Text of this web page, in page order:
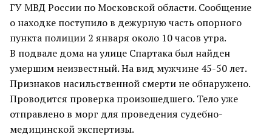
ГУ МВД России по Московской области. Сообщение
о находке поступило в дежурную часть опорного
пункта полиции 2 января около 10 часов утра.
В подвале дома на улице Спартака был найден
умершим неизвестный. На вид мужчине 45-50 лет.
Признаков насильственной смерти не обнаружено.
Проводится проверка произошедшего. Тело уже
отправлено в морг для проведения судебно-
медицинской экспертизы.